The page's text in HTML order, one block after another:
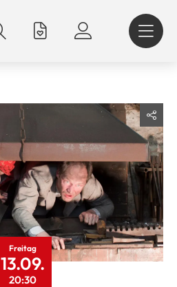
Freitag
13.09.
20:30